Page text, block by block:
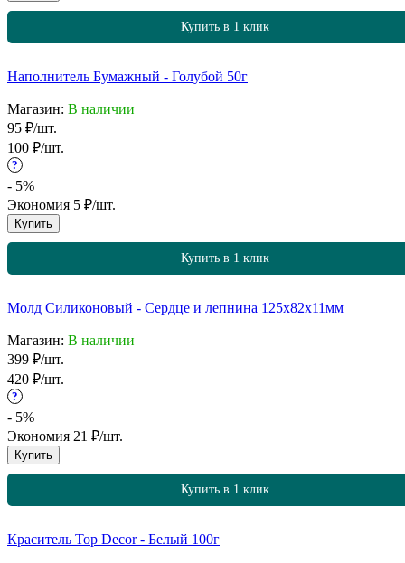
Купить в 1 клик
Наполнитель Бумажный - Голубой 50г
Магазин: В наличии
95 ₽/шт.
100 ₽/шт.
?
- 5%
Экономия 5 ₽/шт.
Купить
Купить в 1 клик
Молд Силиконовый - Сердце и лепнина 125х82х11мм
Магазин: В наличии
399 ₽/шт.
420 ₽/шт.
?
- 5%
Экономия 21 ₽/шт.
Купить
Купить в 1 клик
Краситель Top Decor - Белый 100г